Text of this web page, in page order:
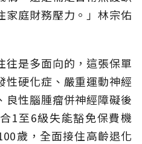
家庭財務壓力。」林宗佑
往是多面向的，這張保單
性硬化症、嚴重運動神經
良性腦腫瘤併神經障礙後
1至6級失能豁免保費機
歲，全面接住高齡退化